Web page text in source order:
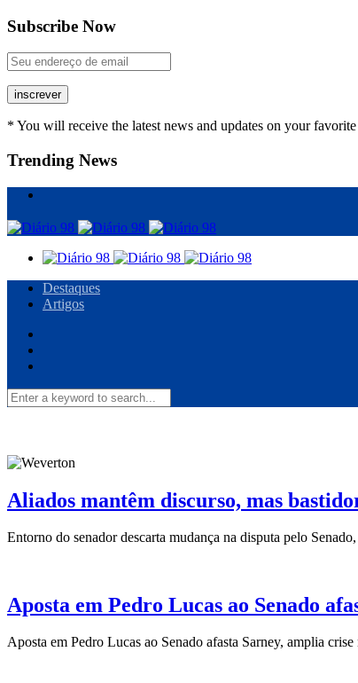
Subscribe Now
inscrever
* You will receive the latest news and updates on your
Trending News
Destaques
Artigos
Aliados mantêm discurso, mas
Entorno do senador descarta mudança na disputa pelo
Aposta em Pedro Lucas ao Senado
Aposta em Pedro Lucas ao Senado afasta Sarney, amplia